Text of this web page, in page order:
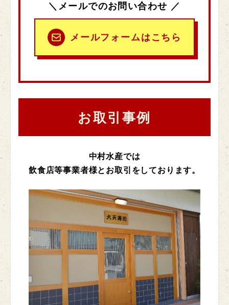
メールでのお問い合わせ
メールフォームはこちら
お取引事例
中村水産では
飲食店等事業者様とお取引をしております。